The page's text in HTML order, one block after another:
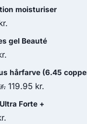
oprindeligeaktuelle
moisturiser
gel Beauté
hårfarve (6.45
Den
oprindelige
119.95 kr.
Forte +